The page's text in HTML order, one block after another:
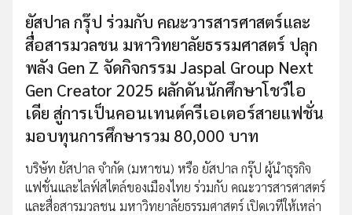
ยัสปาล กรุ๊ป ร่วมกับ คณะวารสารศาสตร์และ
สื่อสารมวลชน มหาวิทยาลัยธรรมศาสตร์ ปลุก
พลัง Gen Z จัดกิจกรรม Jaspal Group Next
Gen Creator 2025 ผลักดันนักศึกษาโชว์ไอ
เดีย สู่การเป็นคอนเทนต์ครีเอเตอร์สายแฟชั่น
มอบทุนการศึกษารวม 80,000 บาท
บริษัท ยัสปาล จำกัด (มหาชน) หรือ ยัสปาล กรุ๊ป ผู้นำธุรกิจ
แฟชั่นและไลฟ์สไตล์ของเมืองไทย ร่วมกับ คณะวารสารศาสตร์
และสื่อสารมวลชน มหาวิทยาลัยธรรมศาสตร์ เปิดเวทีให้เหล่า